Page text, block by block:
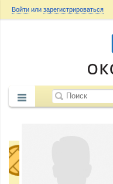
Войти или зарегистрироваться